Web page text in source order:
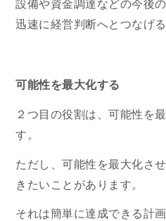
設備や資金調達などの今後
迅速に経営判断へとつなげ
可能性を最大化する
２つ目の役割は、可能性を
す。
ただし、可能性を最大化さ
きたいことがあります。
それは簡単に達成できる計